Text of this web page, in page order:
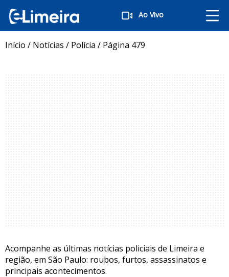
Ao Vivo
Início / Notícias / Polícia / Página 479
Acompanhe as últimas notícias policiais de Limeira e
região, em São Paulo: roubos, furtos, assassinatos e
principais acontecimentos.